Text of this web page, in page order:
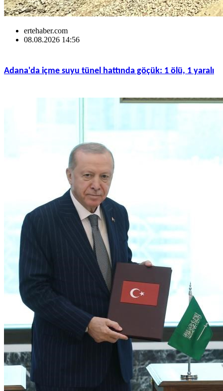
ertehaber.com
08.08.2026 14:56
Adana'da içme suyu tünel hattında göçük: 1 ölü, 1 yaralı